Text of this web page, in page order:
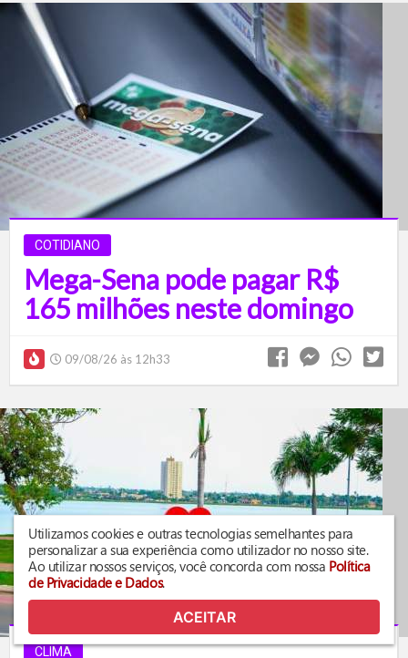
COTIDIANO
Mega-Sena pode pagar R$
165 milhões neste domingo
09/08/26 às 12h33
CLIMA
Utilizamos cookies e outras tecnologias semelhantes para
personalizar a sua experiência como utilizador no nosso site.
Ao utilizar nossos serviços, você concorda com nossa Política
de Privacidade e Dados.
ACEITAR